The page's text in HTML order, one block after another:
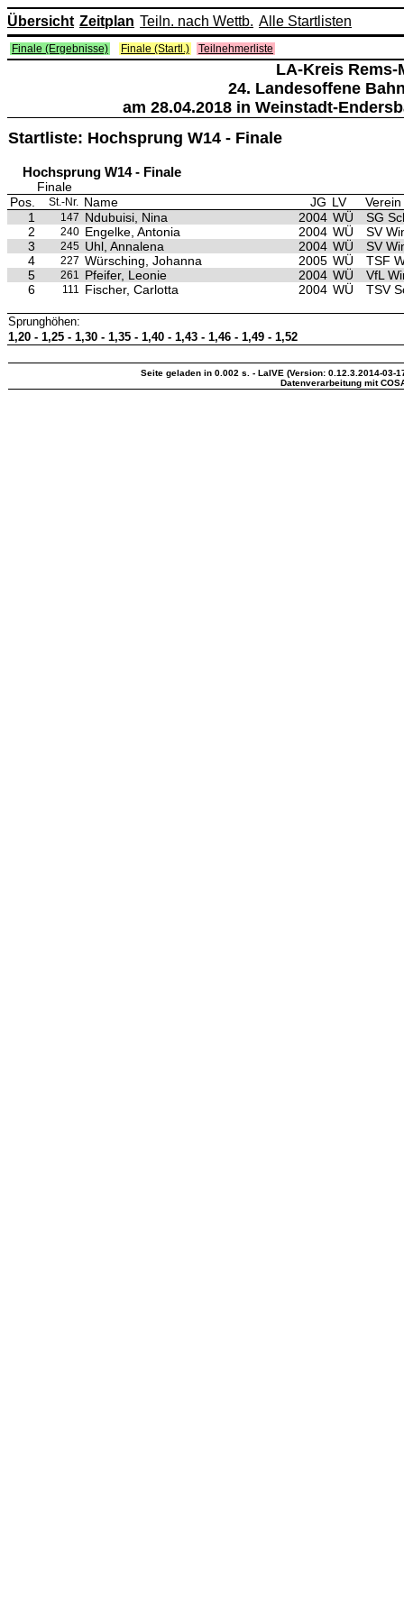
Übersicht Zeitplan Teiln. nach Wettb. Alle Startlisten
Finale (Ergebnisse) Finale (Startl.) Teilnehmerliste
LA-Kreis Rems-
24. Landesoffene
am 28.04.2018 in Weinstadt-
Startliste: Hochsprung W14 - Finale
Hochsprung W14 - Finale
Finale
Pos.
St.-Nr. Name JG LV
Verein
1
147 Ndubuisi, Nina 2004 WÜ
SG
2
240 Engelke, Antonia 2004 WÜ
SV
3
245 Uhl, Annalena 2004 WÜ
SV
4
227 Würsching, Johanna 2005 WÜ
TSF
5
261 Pfeifer, Leonie 2004 WÜ
VfL
6
111 Fischer, Carlotta 2004 WÜ TSV
Sprunghöhen:
1,20 - 1,25 - 1,30 - 1,35 - 1,40 - 1,43 - 1,46 - 1,49 - 1,52
Seite geladen in 0.002 s. - LaIVE (Version: 0.12.3.2014-03-
Datenverarbeitung mit